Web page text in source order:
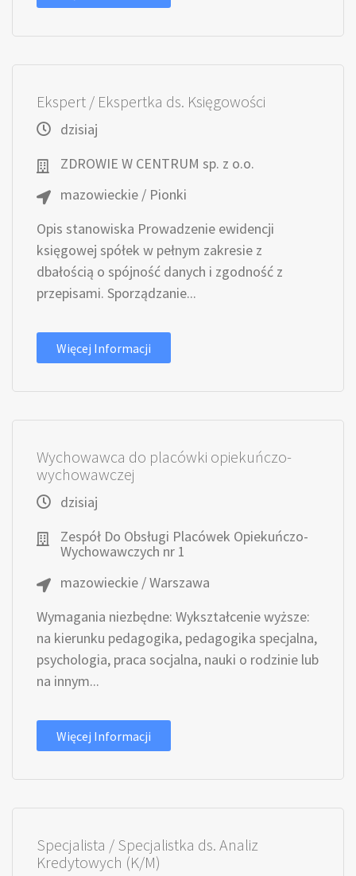
Ekspert / Ekspertka ds. Księgowości
dzisiaj
ZDROWIE W CENTRUM sp. z o.o.
mazowieckie / Pionki
Opis stanowiska Prowadzenie ewidencji
księgowej spółek w pełnym zakresie z
dbałością o spójność danych i zgodność z
przepisami. Sporządzanie...
Więcej Informacji
Wychowawca do placówki opiekuńczo-
wychowawczej
dzisiaj
Zespół Do Obsługi Placówek Opiekuńczo-
Wychowawczych nr 1
mazowieckie / Warszawa
Wymagania niezbędne: Wykształcenie wyższe:
na kierunku pedagogika, pedagogika specjalna,
psychologia, praca socjalna, nauki o rodzinie lub
na innym...
Więcej Informacji
Specjalista / Specjalistka ds. Analiz
Kredytowych (K/M)